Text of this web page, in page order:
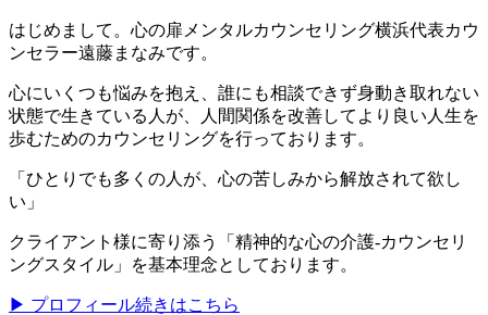
はじめまして。心の扉メンタルカウンセリング横浜代表カウ
ンセラー遠藤まなみです。
心にいくつも悩みを抱え、誰にも相談できず身動き取れない
状態で生きている人が、人間関係を改善してより良い人生を
歩むためのカウンセリングを行っております。
「ひとりでも多くの人が、心の苦しみから解放されて欲し
い」
クライアント様に寄り添う「精神的な心の介護-カウンセリ
ングスタイル」を基本理念としております。
▶ プロフィール続きはこちら